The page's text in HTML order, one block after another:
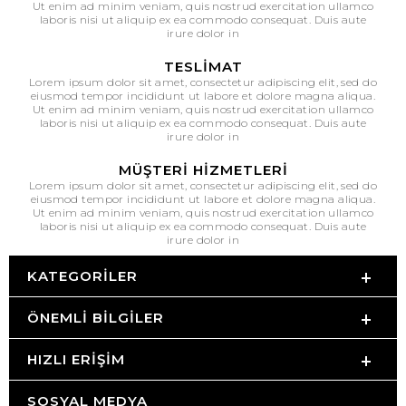
Ut enim ad minim veniam, quis nostrud exercitation ullamco
laboris nisi ut aliquip ex ea commodo consequat. Duis aute
irure dolor in
TESLIMAT
Lorem ipsum dolor sit amet, consectetur adipiscing elit, sed do
eiusmod tempor incididunt ut labore et dolore magna aliqua.
Ut enim ad minim veniam, quis nostrud exercitation ullamco
laboris nisi ut aliquip ex ea commodo consequat. Duis aute
irure dolor in
MÜŞTERI HIZMETLERI
Lorem ipsum dolor sit amet, consectetur adipiscing elit, sed do
eiusmod tempor incididunt ut labore et dolore magna aliqua.
Ut enim ad minim veniam, quis nostrud exercitation ullamco
laboris nisi ut aliquip ex ea commodo consequat. Duis aute
irure dolor in
KATEGORILER
ÖNEMLI BILGILER
HIZLI ERIŞIM
SOSYAL MEDYA